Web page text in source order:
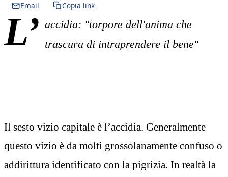
Email
Copia link
L’ accidia: "torpore dell'anima che
trascura di intraprendere il bene"
Il sesto vizio capitale è l’accidia. Generalmente
questo vizio è da molti grossolanamente confuso o
addirittura identificato con la pigrizia. In realtà la